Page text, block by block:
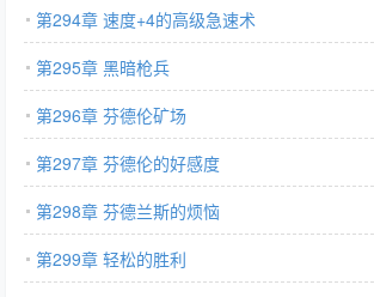
第294章 速度+4的高级急速术
第295章 黑暗枪兵
第296章 芬德伦矿场
第297章 芬德伦的好感度
第298章 芬德兰斯的烦恼
第299章 轻松的胜利